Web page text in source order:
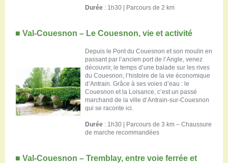
Durée : 1h30 | Parcours de 2 km
■ Val-Couesnon – Le Couesnon, vie et activité
Depuis le Pont du Couesnon et son moulin en
passant par l’ancien port de l’Angle, venez
découvrir, le temps d’une balade sur les rives
du Couesnon, l’histoire de la vie économique
d’Antrain. Grâce à ses voies d’eau : le
Couesnon et la Loisance, c’est un passé
marchand de la ville d’Antrain-sur-Couesnon
qui se raconte ici.
Durée : 1h30 | Parcours de 3 km – Chaussure
de marche recommandées
■ Val-Couesnon – Tremblay, entre voie ferrée et